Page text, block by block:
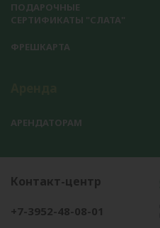
ПОДАРОЧНЫЕ
СЕРТИФИКАТЫ "СЛАТА"
ФРЕШКАРТА
АРЕНДАТОРАМ
Контакт-центр
+7-3952-48-08-01